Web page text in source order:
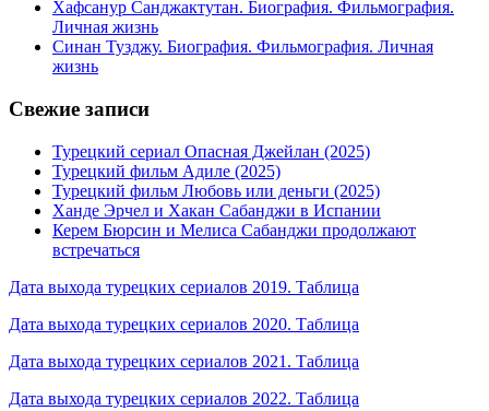
Хафсанур Санджактутан. Биография. Фильмография.
Личная жизнь
Синан Тузджу. Биография. Фильмография. Личная
жизнь
Свежие записи
Турецкий сериал Опасная Джейлан (2025)
Турецкий фильм Адиле (2025)
Турецкий фильм Любовь или деньги (2025)
Ханде Эрчел и Хакан Сабанджи в Испании
Керем Бюрсин и Мелиса Сабанджи продолжают
встречаться
Дата выхода турецких сериалов 2019. Таблица
Дата выхода турецких сериалов 2020. Таблица
Дата выхода турецких сериалов 2021. Таблица
Дата выхода турецких сериалов 2022. Таблица